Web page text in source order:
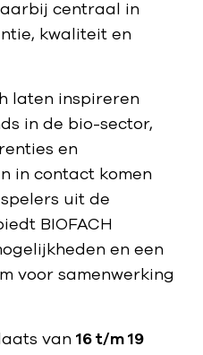
centraal in
kwaliteit en
laten inspireren
in de bio-sector,
en
in contact komen
uit de
BIOFACH
en een
voor samenwerking
van 16 t/m 19